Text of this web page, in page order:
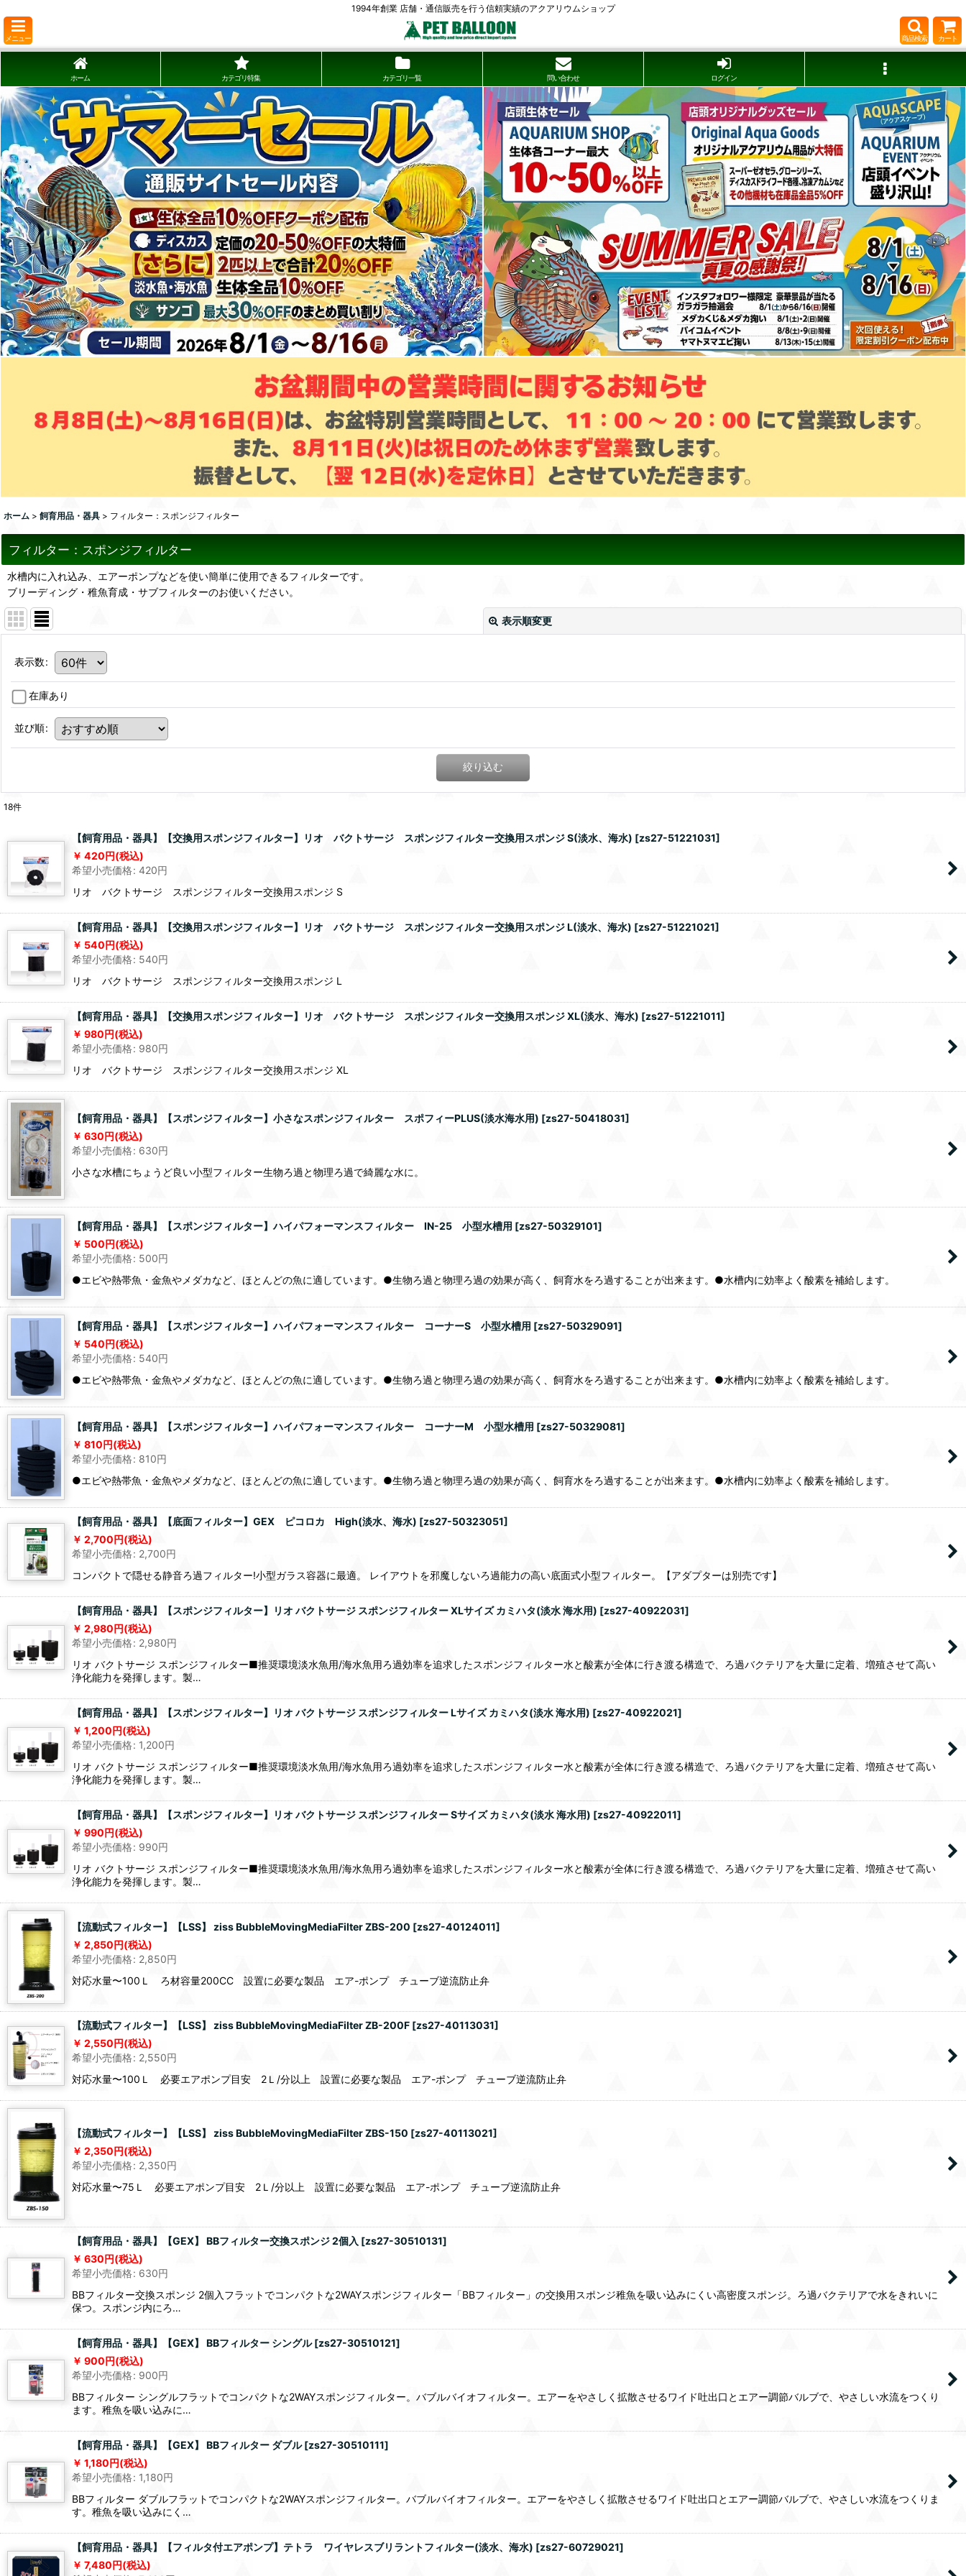
1994年創業 店舗・通信販売を行う信頼実績のアクアリウムショップ
メニュー 商品検索 カート
ホーム カテゴリ特集 カテゴリ一覧 問い合わせ ログイン
ホーム > 飼育用品・器具 > フィルター：スポンジフィルター
フィルター：スポンジフィルター
水槽内に入れ込み、エアーポンプなどを使い簡単に使用できるフィルターです。
ブリーディング・稚魚育成・サブフィルターのお使いください。
表示順変更
表示数:
在庫あり
並び順:
絞り込む
18件
【飼育用品・器具】【交換用スポンジフィルター】リオ バクトサージ スポンジフィルター交換用スポンジ S(淡水、海水) [zs27-51221031]
420円(税込)
希望小売価格: 420円
リオ バクトサージ スポンジフィルター交換用スポンジ S
【飼育用品・器具】【交換用スポンジフィルター】リオ バクトサージ スポンジフィルター交換用スポンジ L(淡水、海水) [zs27-51221021]
540円(税込)
希望小売価格: 540円
リオ バクトサージ スポンジフィルター交換用スポンジ L
【飼育用品・器具】【交換用スポンジフィルター】リオ バクトサージ スポンジフィルター交換用スポンジ XL(淡水、海水) [zs27-51221011]
980円(税込)
希望小売価格: 980円
リオ バクトサージ スポンジフィルター交換用スポンジ XL
【飼育用品・器具】【スポンジフィルター】小さなスポンジフィルター スポフィーPLUS(淡水海水用) [zs27-50418031]
630円(税込)
希望小売価格: 630円
小さな水槽にちょうど良い小型フィルター生物ろ過と物理ろ過で綺麗な水に。
【飼育用品・器具】【スポンジフィルター】ハイパフォーマンスフィルター IN-25 小型水槽用 [zs27-50329101]
500円(税込)
希望小売価格: 500円
●エビや熱帯魚・金魚やメダカなど、ほとんどの魚に適しています。●生物ろ過と物理ろ過の効果が高く、飼育水をろ過することが出来ます。●水槽内に効率よく酸素を補給します。
【飼育用品・器具】【スポンジフィルター】ハイパフォーマンスフィルター コーナーS 小型水槽用 [zs27-50329091]
540円(税込)
希望小売価格: 540円
●エビや熱帯魚・金魚やメダカなど、ほとんどの魚に適しています。●生物ろ過と物理ろ過の効果が高く、飼育水をろ過することが出来ます。●水槽内に効率よく酸素を補給します。
【飼育用品・器具】【スポンジフィルター】ハイパフォーマンスフィルター コーナーM 小型水槽用 [zs27-50329081]
810円(税込)
希望小売価格: 810円
●エビや熱帯魚・金魚やメダカなど、ほとんどの魚に適しています。●生物ろ過と物理ろ過の効果が高く、飼育水をろ過することが出来ます。●水槽内に効率よく酸素を補給します。
【飼育用品・器具】【底面フィルター】GEX ピコロカ High(淡水、海水) [zs27-50323051]
2,700円(税込)
希望小売価格: 2,700円
コンパクトで隠せる静音ろ過フィルター!小型ガラス容器に最適。 レイアウトを邪魔しないろ過能力の高い底面式小型フィルター。【アダプターは別売です】
【飼育用品・器具】【スポンジフィルター】リオ バクトサージ スポンジフィルター XLサイズ カミハタ(淡水 海水用) [zs27-40922031]
2,980円(税込)
希望小売価格: 2,980円
リオ バクトサージ スポンジフィルター■推奨環境淡水魚用/海水魚用ろ過効率を追求したスポンジフィルター水と酸素が全体に行き渡る構造で、ろ過バクテリアを大量に定着、増殖させて高い
浄化能力を発揮します。製…
【飼育用品・器具】【スポンジフィルター】リオ バクトサージ スポンジフィルター Lサイズ カミハタ(淡水 海水用) [zs27-40922021]
1,200円(税込)
希望小売価格: 1,200円
リオ バクトサージ スポンジフィルター■推奨環境淡水魚用/海水魚用ろ過効率を追求したスポンジフィルター水と酸素が全体に行き渡る構造で、ろ過バクテリアを大量に定着、増殖させて高い
浄化能力を発揮します。製…
【飼育用品・器具】【スポンジフィルター】リオ バクトサージ スポンジフィルター Sサイズ カミハタ(淡水 海水用) [zs27-40922011]
990円(税込)
希望小売価格: 990円
リオ バクトサージ スポンジフィルター■推奨環境淡水魚用/海水魚用ろ過効率を追求したスポンジフィルター水と酸素が全体に行き渡る構造で、ろ過バクテリアを大量に定着、増殖させて高い
浄化能力を発揮します。製…
【流動式フィルター】【LSS】 ziss BubbleMovingMediaFilter ZBS-200 [zs27-40124011]
2,850円(税込)
希望小売価格: 2,850円
対応水量〜100Ｌ ろ材容量200CC 設置に必要な製品 エア-ポンプ チューブ逆流防止弁
【流動式フィルター】【LSS】 ziss BubbleMovingMediaFilter ZB-200F [zs27-40113031]
2,550円(税込)
希望小売価格: 2,550円
対応水量〜100Ｌ 必要エアポンプ目安 2Ｌ/分以上 設置に必要な製品 エア-ポンプ チューブ逆流防止弁
【流動式フィルター】【LSS】 ziss BubbleMovingMediaFilter ZBS-150 [zs27-40113021]
2,350円(税込)
希望小売価格: 2,350円
対応水量〜75Ｌ 必要エアポンプ目安 2Ｌ/分以上 設置に必要な製品 エア-ポンプ チューブ逆流防止弁
【飼育用品・器具】【GEX】 BBフィルター交換スポンジ 2個入 [zs27-30510131]
630円(税込)
希望小売価格: 630円
BBフィルター交換スポンジ 2個入フラットでコンパクトな2WAYスポンジフィルター「BBフィルター」の交換用スポンジ稚魚を吸い込みにくい高密度スポンジ。ろ過バクテリアで水をきれいに
保つ。スポンジ内にろ…
【飼育用品・器具】【GEX】 BBフィルター シングル [zs27-30510121]
900円(税込)
希望小売価格: 900円
BBフィルター シングルフラットでコンパクトな2WAYスポンジフィルター。バブルバイオフィルター。エアーをやさしく拡散させるワイド吐出口とエアー調節バルブで、やさしい水流をつくり
ます。稚魚を吸い込みに…
【飼育用品・器具】【GEX】 BBフィルター ダブル [zs27-30510111]
1,180円(税込)
希望小売価格: 1,180円
BBフィルター ダブルフラットでコンパクトな2WAYスポンジフィルター。バブルバイオフィルター。エアーをやさしく拡散させるワイド吐出口とエアー調節バルブで、やさしい水流をつくりま
す。稚魚を吸い込みにく…
【飼育用品・器具】【フィルタ付エアポンプ】テトラ ワイヤレスブリラントフィルター(淡水、海水) [zs27-60729021]
7,480円(税込)